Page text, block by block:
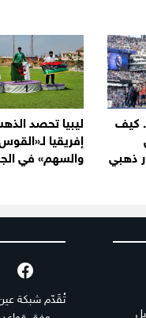
كيف
ذهبي
ليبيا تحصد
إفريقيا
والسهم» في
تُقَدّم شبكة عين